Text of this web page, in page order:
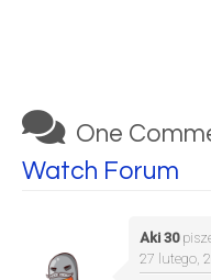
One
Watch Forum
Aki 30
27 lutego,